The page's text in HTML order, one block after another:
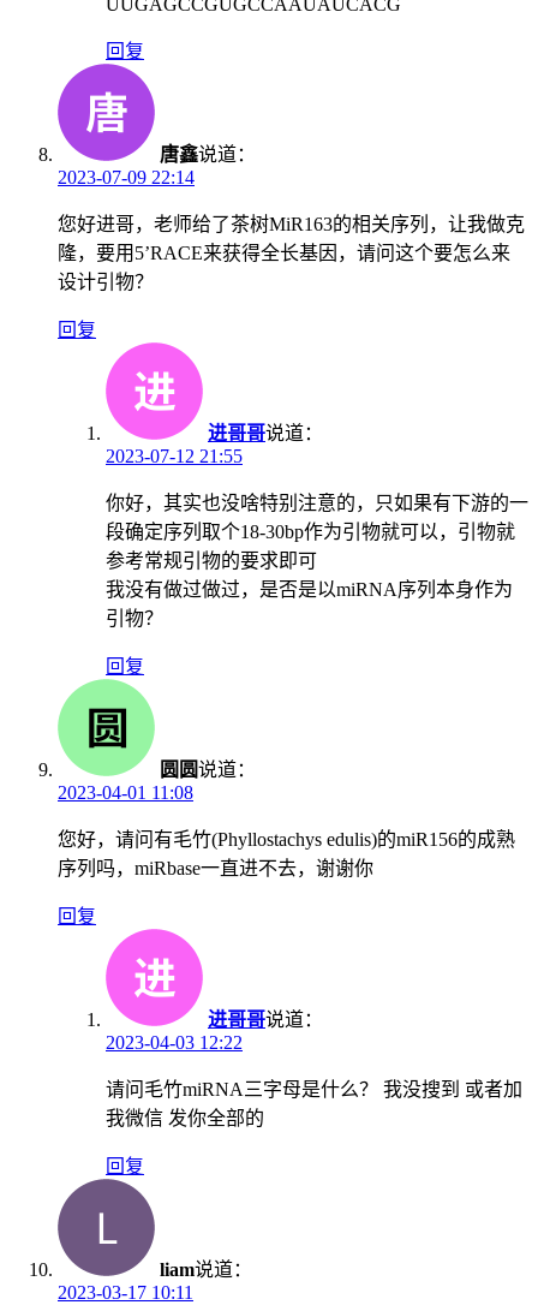
UUGAGCCGUGCCAAUAUCACG
回复
唐鑫说道：
2023-07-09 22:14
您好进哥，老师给了茶树MiR163的相关序列，让我做克
隆，要用5’RACE来获得全长基因，请问这个要怎么来
设计引物？
回复
进哥哥说道：
2023-07-12 21:55
你好，其实也没啥特别注意的，只如果有下游的一
段确定序列取个18-30bp作为引物就可以，引物就
参考常规引物的要求即可
我没有做过做过，是否是以miRNA序列本身作为
引物？
回复
圆圆说道：
2023-04-01 11:08
您好，请问有毛竹(Phyllostachys edulis)的miR156的成熟
序列吗，miRbase一直进不去，谢谢你
回复
进哥哥说道：
2023-04-03 12:22
请问毛竹miRNA三字母是什么？ 我没搜到 或者加
我微信 发你全部的
回复
liam说道：
2023-03-17 10:11